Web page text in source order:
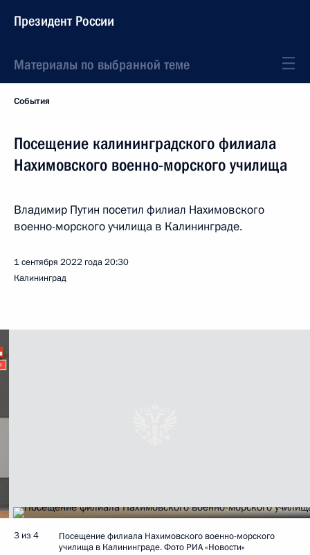
Президент России
Материалы по выбранной теме
События
Посещение калининградского филиала
Нахимовского военно-морского училища
Владимир Путин посетил филиал Нахимовского
военно-морского училища в Калининграде.
1 сентября 2022 года20:30
Калининград
3 из 4
Посещение филиала Нахимовского военно-морского
училища в Калининграде. Фото РИА «Новости»